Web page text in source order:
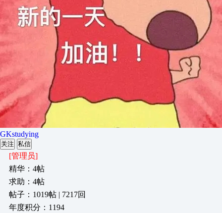
GKstudying
关注 私信
[管理员]
精华：4帖
求助：4帖
帖子：1019帖 | 7217回
年度积分：1194